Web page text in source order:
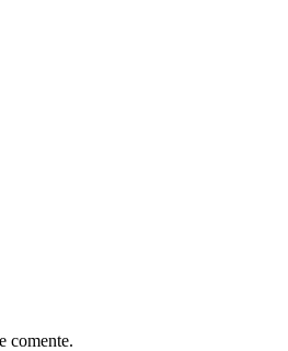
comente.